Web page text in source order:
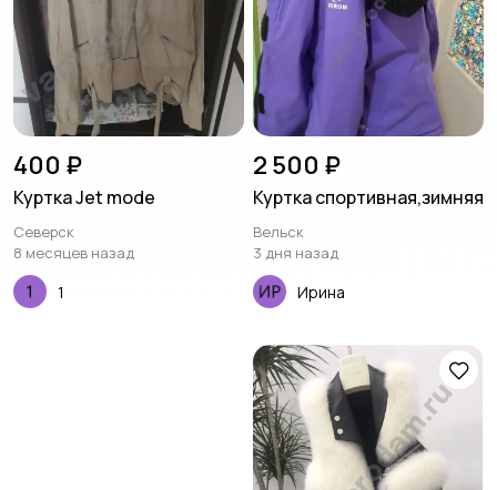
400 ₽
Куртка Jet mode
Северск
8 месяцев назад
1
2 500 ₽
Куртка спортивная,зимняя
Вельск
3 дня назад
Ирина